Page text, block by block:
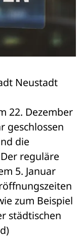
Neustadt
22. Dezember
geschlossen
die
reguläre
5. Januar
zum Beispiel
städtischen